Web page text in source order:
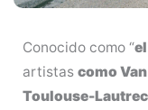
Conocido como “
artistas como
Toulouse-Lautrec